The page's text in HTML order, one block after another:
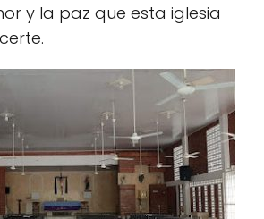
y la paz que esta iglesia